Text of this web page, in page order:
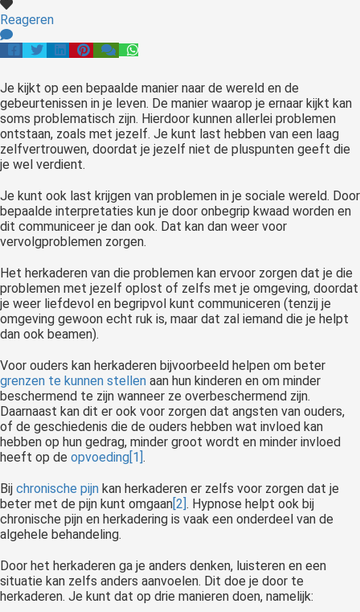
Reageren
Je kijkt op een bepaalde manier naar de wereld en de
gebeurtenissen in je leven. De manier waarop je ernaar kijkt kan
soms problematisch zijn. Hierdoor kunnen allerlei problemen
ontstaan, zoals met jezelf. Je kunt last hebben van een laag
zelfvertrouwen, doordat je jezelf niet de pluspunten geeft die
je wel verdient.
Je kunt ook last krijgen van problemen in je sociale wereld. Door
bepaalde interpretaties kun je door onbegrip kwaad worden en
dit communiceer je dan ook. Dat kan dan weer voor
vervolgproblemen zorgen.
Het herkaderen van die problemen kan ervoor zorgen dat je die
problemen met jezelf oplost of zelfs met je omgeving, doordat
je weer liefdevol en begripvol kunt communiceren (tenzij je
omgeving gewoon echt ruk is, maar dat zal iemand die je helpt
dan ook beamen).
Voor ouders kan herkaderen bijvoorbeeld helpen om beter
grenzen te kunnen stellen aan hun kinderen en om minder
beschermend te zijn wanneer ze overbeschermend zijn.
Daarnaast kan dit er ook voor zorgen dat angsten van ouders,
of de geschiedenis die de ouders hebben wat invloed kan
hebben op hun gedrag, minder groot wordt en minder invloed
heeft op de opvoeding [1] .
Bij chronische pijn kan herkaderen er zelfs voor zorgen dat je
beter met de pijn kunt omgaan [2] . Hypnose helpt ook bij
chronische pijn en herkadering is vaak een onderdeel van de
algehele behandeling.
Door het herkaderen ga je anders denken, luisteren en een
situatie kan zelfs anders aanvoelen. Dit doe je door te
herkaderen. Je kunt dat op drie manieren doen, namelijk: